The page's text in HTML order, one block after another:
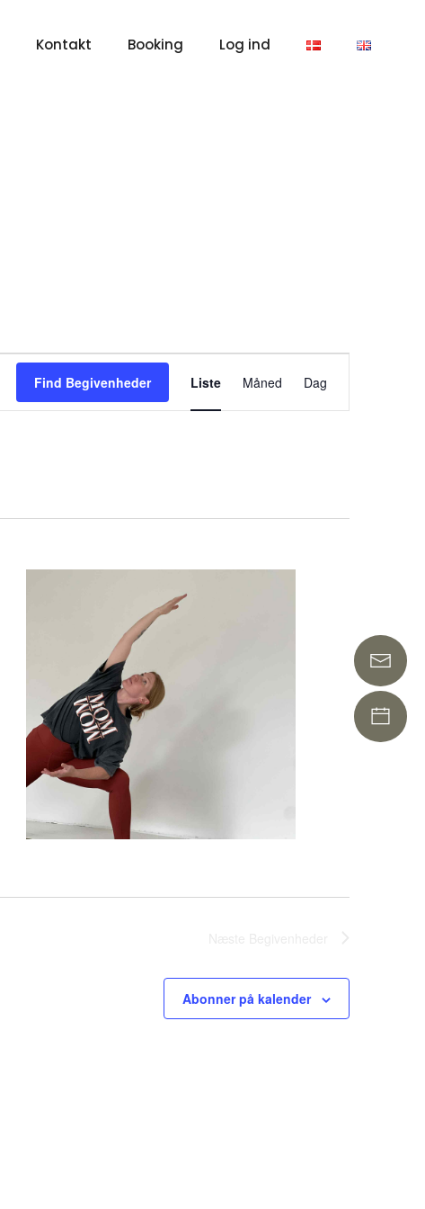
Kontakt Booking Log ind
Find Begivenheder
Visninger
Liste Måned Dag
Abonner på kalender